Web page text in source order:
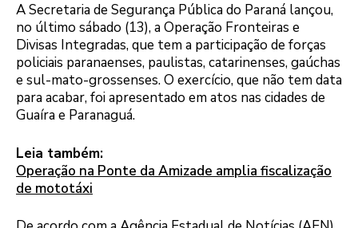
A Secretaria de Segurança Pública do Paraná lançou,
no último sábado (13), a Operação Fronteiras e
Divisas Integradas, que tem a participação de forças
policiais paranaenses, paulistas, catarinenses, gaúchas
e sul-mato-grossenses. O exercício, que não tem data
para acabar, foi apresentado em atos nas cidades de
Guaíra e Paranaguá.
Leia também:
Operação na Ponte da Amizade amplia fiscalização
de mototáxi